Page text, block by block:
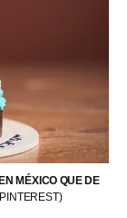
MÉXICO QUE DE